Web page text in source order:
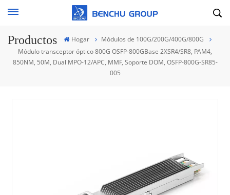
Productos Hogar
Módulos de 100G/200G/400G/800G
Módulo transceptor óptico 800G OSFP-800GBase 2XSR4/SR8, PAM4,
850NM, 50M, Dual MPO-12/APC, MMF, Soporte DOM, OSFP-800G-SR85-
005